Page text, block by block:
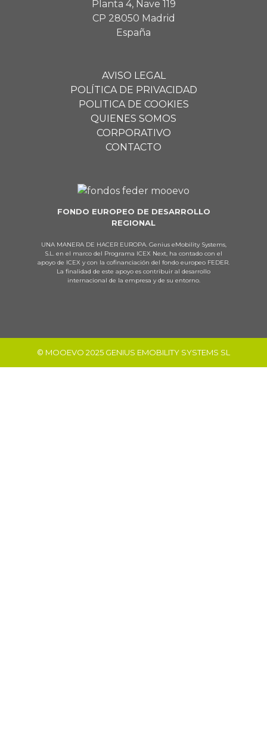
Planta 4, Nave 119
CP 28050 Madrid
España
AVISO LEGAL
POLÍTICA DE PRIVACIDAD
POLITICA DE COOKIES
QUIENES SOMOS
CORPORATIVO
CONTACTO
FONDO EUROPEO DE DESARROLLO
REGIONAL
UNA MANERA DE HACER EUROPA. Genius eMobility Systems,
S.L. en el marco del Programa ICEX Next, ha contado con el
apoyo de ICEX y con la cofinanciación del fondo europeo FEDER.
La finalidad de este apoyo es contribuir al desarrollo
internacional de la empresa y de su entorno.
© MOOEVO 2025 GENIUS EMOBILITY SYSTEMS SL